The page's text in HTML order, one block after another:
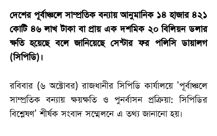
আর্কাইভ
দেশের পূর্বাঞ্চলে সাম্প্রতিক বন্যায় আনুমানিক ১৪ হাজার ৪২১
কোটি ৪৬ লাখ টাকা বা প্রায় এক দশমিক ২০ বিলিয়ন ডলার
ক্ষতি হয়েছে বলে জানিয়েছে সেন্টার ফর পলিসি ডায়ালগ
(সিপিডি)।
রবিবার (৬ অক্টোবর) রাজধানীর সিপিডি কার্যালয়ে 'পূর্বাঞ্চলে
সাম্প্রতিক বন্যায় ক্ষয়ক্ষতি ও পুনর্বাসন প্রক্রিয়া: সিপিডির
বিশ্লেষণ' শীর্ষক সংবাদ সম্মেলনে এ তথ্য জানানো হয়।